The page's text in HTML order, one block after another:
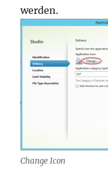
werden.
Change Icon